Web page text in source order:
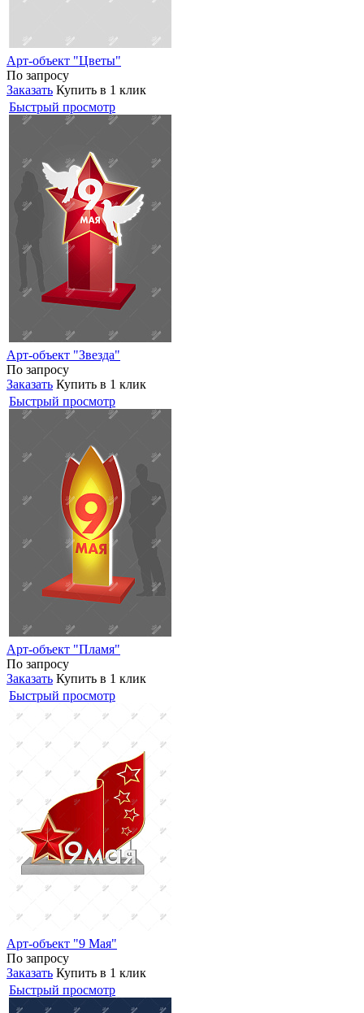
Арт-объект "Цветы"
По запросу
Заказать Купить в 1 клик
Быстрый просмотр
Арт-объект "Звезда"
По запросу
Заказать Купить в 1 клик
Быстрый просмотр
Арт-объект "Пламя"
По запросу
Заказать Купить в 1 клик
Быстрый просмотр
Арт-объект "9 Мая"
По запросу
Заказать Купить в 1 клик
Быстрый просмотр